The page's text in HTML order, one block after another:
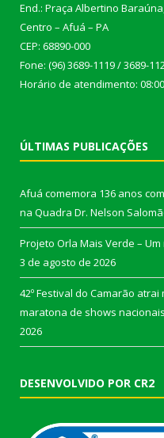
End.: Praça Albertino
Centro – Afuá – PA
CEP: 68890-000
Fone: (96) 3689-1119 / 3689-
Horário de atendimento:
ÚLTIMAS PUBLICAÇÕES
Afuá comemora 136 anos
na Quadra Dr. Nelson
Projeto Orla Mais Verde –
3 de agosto de 2026
42º Festival do Camarão
maratona de shows
2026
DESENVOLVIDO POR CR2